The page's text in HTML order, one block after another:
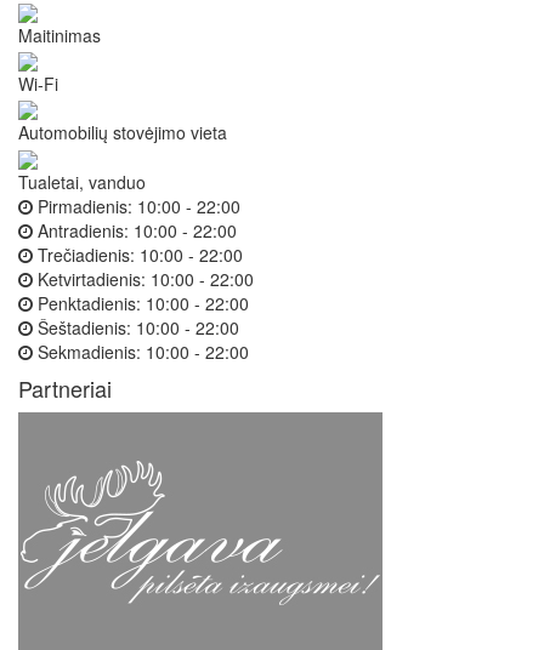
Maitinimas
Wi-Fi
Automobilių stovėjimo vieta
Tualetai, vanduo
Pirmadienis: 10:00 - 22:00
Antradienis: 10:00 - 22:00
Trečiadienis: 10:00 - 22:00
Ketvirtadienis: 10:00 - 22:00
Penktadienis: 10:00 - 22:00
Šeštadienis: 10:00 - 22:00
Sekmadienis: 10:00 - 22:00
Partneriai